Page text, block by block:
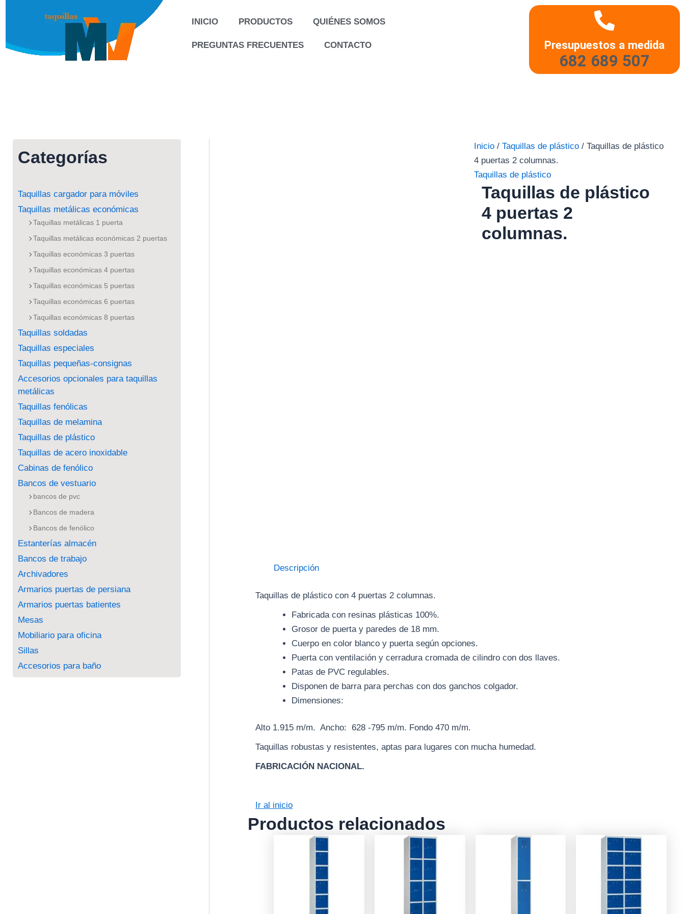
INICIO PRODUCTOS QUIÉNES SOMOS
PREGUNTAS FRECUENTES CONTACTO Presupuestos a medida
682 689 507
Categorías
Taquillas cargador para móviles
Taquillas metálicas económicas
Taquillas metálicas 1 puerta
Taquillas metálicas económicas 2 puertas
Taquillas económicas 3 puertas
Taquillas económicas 4 puertas
Taquillas económicas 5 puertas
Taquillas económicas 6 puertas
Taquillas económicas 8 puertas
Taquillas soldadas
Taquillas especiales
Taquillas pequeñas-consignas
Accesorios opcionales para taquillas
metálicas
Taquillas fenólicas
Taquillas de melamina
Taquillas de plástico
Taquillas de acero inoxidable
Cabinas de fenólico
Bancos de vestuario
bancos de pvc
Bancos de madera
Bancos de fenólico
Estanterías almacén
Bancos de trabajo
Archivadores
Armarios puertas de persiana
Armarios puertas batientes
Mesas
Mobiliario para oficina
Sillas
Accesorios para baño
Inicio/ Taquillas de plástico/ Taquillas de plástico
4 puertas 2 columnas.
Taquillas de plástico
Taquillas de plástico
4 puertas 2
columnas.
Descripción
Taquillas de plástico con 4 puertas 2 columnas.
Fabricada con resinas plásticas 100%.
Grosor de puerta y paredes de 18 mm.
Cuerpo en color blanco y puerta según opciones.
Puerta con ventilación y cerradura cromada de cilindro con dos llaves.
Patas de PVC regulables.
Disponen de barra para perchas con dos ganchos colgador.
Dimensiones:
Alto 1.915 m/m. Ancho: 628 -795 m/m. Fondo 470 m/m.
Taquillas robustas y resistentes, aptas para lugares con mucha humedad.
FABRICACIÓN NACIONAL.
Ir al inicio
Productos relacionados